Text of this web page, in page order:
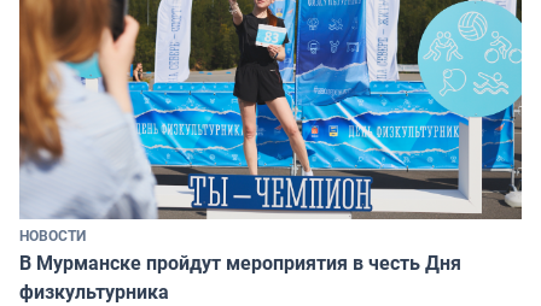
НОВОСТИ
В Мурманске пройдут мероприятия в честь Дня
физкультурника